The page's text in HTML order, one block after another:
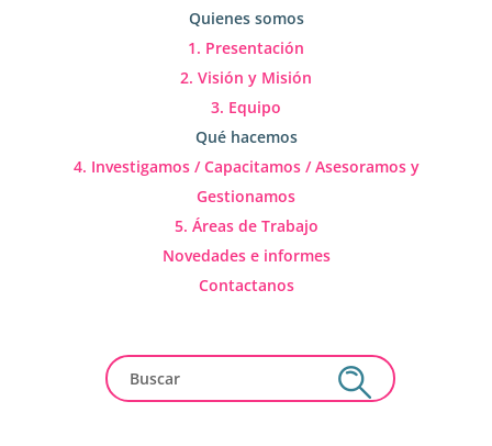
Quienes somos
1. Presentación
2. Visión y Misión
3. Equipo
Qué hacemos
4. Investigamos / Capacitamos / Asesoramos y
Gestionamos
5. Áreas de Trabajo
Novedades e informes
Contactanos